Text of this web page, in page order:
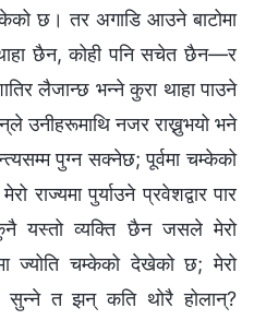
छ। तर अगाडि आउने बाटोमा
छैन, कोही पनि सचेत छैन—र
लैजान्छ भन्‍ने कुरा थाहा पाउने
उनीहरूमाथि नजर राख्नुभयो भने
पुग्न सक्नेछ; पूर्वमा चम्केको
राज्यमा पुर्याउने प्रवेशद्वार पार
यस्तो व्यक्ति छैन जसले मेरो
ज्योति चम्केको देखेको छ; मेरो
सुन्ने त झन् कति थोरै होलान्?